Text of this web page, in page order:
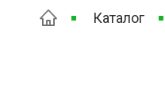
Каталог